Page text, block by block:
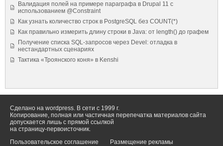
Валидация полей на примере параграфа в Drupal 11 с
использованием @Constraint
Как узнать количество строк в PostgreSQL без COUNT(*)
Как правильно измерить длину строки в Java: от length() до графем
Получение списка SQL-запросов через Devel: отладка в
нестандартных сценариях
Тактика «Троянского коня» в Kenshi
Сделано на wordpress. В сети с 1999 г.
Копирование, полная или частичная перепечатка материалов сайта
допускается лишь с прямой ссылкой
на страницу-первоисточник.
Пользовательское соглашение
Размещение рекламы